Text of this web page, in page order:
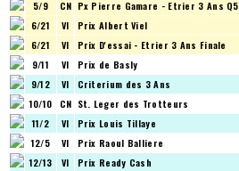
5/9
CN Px Pierre Gamare - Etrier 3 Ans Q5
6/21
VI Prix Albert Viel
6/21
VI Prix D'essai - Etrier 3 Ans Finale
9/11
VI Prix de Basly
9/12
VI Criterium des 3 Ans
10/10
CN St. Leger des Trotteurs
11/2
VI Prix Louis Tillaye
12/5
VI Prix Raoul Balliere
12/13
VI Prix Ready Cash